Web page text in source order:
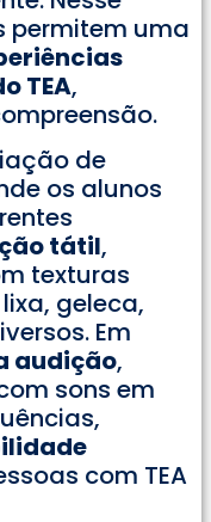
permitem uma
TEA,
de
os alunos
tátil,
texturas
geleca,
Em
audição,
sons em
com TEA